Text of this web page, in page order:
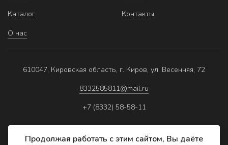
Каталог
О нас
Контакты
610047, Кировская область, г. Киров, ул. Весенняя, 72
8332585811@mail.ru
+7 (8332) 58-58-11
Продолжая работать с этим сайтом, Вы даёте